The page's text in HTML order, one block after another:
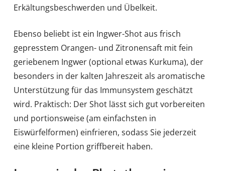
Erkältungsbeschwerden und Übelkeit.
Ebenso beliebt ist ein Ingwer-Shot aus frisch
gepresstem Orangen- und Zitronensaft mit fein
geriebenem Ingwer (optional etwas Kurkuma), der
besonders in der kalten Jahreszeit als aromatische
Unterstützung für das Immunsystem geschätzt
wird. Praktisch: Der Shot lässt sich gut vorbereiten
und portionsweise (am einfachsten in
Eiswürfelformen) einfrieren, sodass Sie jederzeit
eine kleine Portion griffbereit haben.